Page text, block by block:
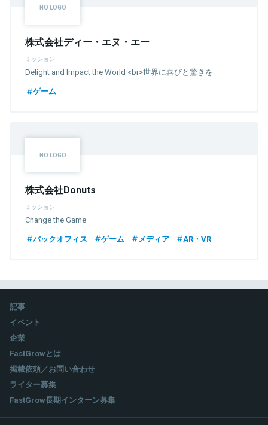
株式会社ディー・エヌ・エー
ミッション
Delight and Impact the World <br>世界に喜びと驚きを
ゲーム
株式会社Donuts
ミッション
Change the Game
バックオフィス
ゲーム メディア AR・VR
記事
イベント
企業
FastGrowとは
掲載依頼／お問い合わせ
ライター募集
FastGrow長期インターン募集